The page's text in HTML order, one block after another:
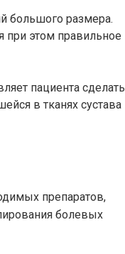
большого размера.
при этом правильное
пациента сделать
в тканях сустава
препаратов,
болевых